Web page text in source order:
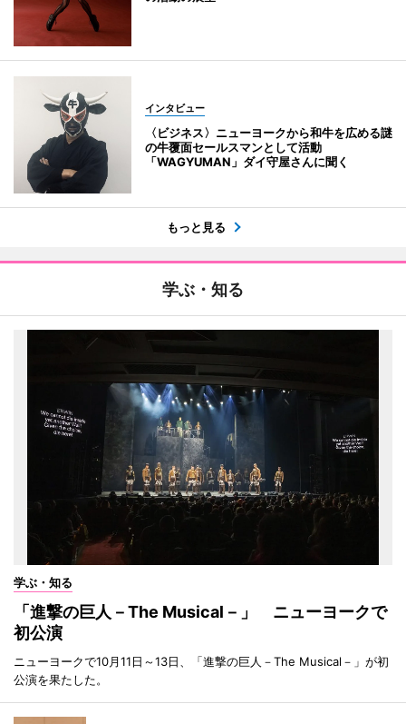
インタビュー
〈ビジネス〉ニューヨークから和牛を広める謎
の牛覆面セールスマンとして活動
「WAGYUMAN」ダイ守屋さんに聞く
もっと見る
学ぶ・知る
学ぶ・知る
「進撃の巨人－The Musical－」 ニューヨークで
初公演
ニューヨークで10月11日～13日、「進撃の巨人－The Musical－」が初
公演を果たした。